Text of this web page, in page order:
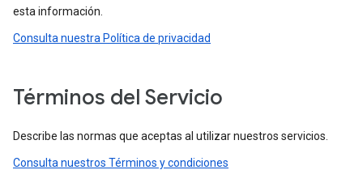
esta información.
Consulta nuestra Política de privacidad
Términos del Servicio
Describe las normas que aceptas al utilizar nuestros servicios.
Consulta nuestros Términos y condiciones